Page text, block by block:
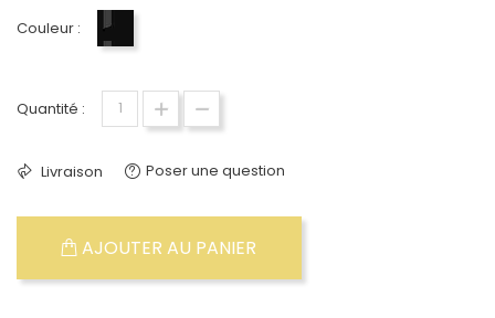
Couleur :
Quantité :
Livraison Poser une question
AJOUTER AU PANIER